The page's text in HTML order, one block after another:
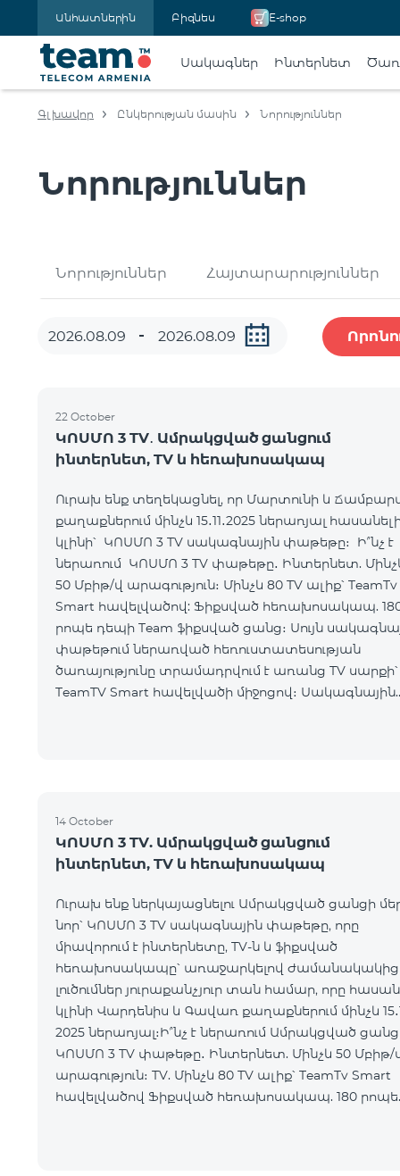
Անհատներին Բիզնես E-shop
Սակագներ Ինտերնետ
Գլխավոր Ընկերության մասին Նորություններ
Նորություններ
Նորություններ Հայտարարություններ
22 October
ԿՈՍՄՈ 3 TV․ Ամրակցված ցանցում
ինտերնետ, TV և հեռախոսակապ
Ուրախ ենք տեղեկացնել, որ Մարտունի և
քաղաքներում մինչև 15․11․2025 ներառյալ
կլինի՝ ԿՈՍՄՈ 3 TV սակագնային փաթեթը։ Ի՞նչ է
ներառում ԿՈՍՄՈ 3 TV փաթեթը․ Ինտերնետ. Մինչև
50 Մբիթ/վ արագություն։ Մինչև 80 TV ալիք՝ TeamTv
Smart հավելվածով: Ֆիքսված հեռախոսակապ.
րոպե դեպի Team ֆիքսված ցանց։ Սույն սակագնային
փաթեթում ներառված հեռուստատեսության
ծառայությունը տրամադրվում է առանց TV սարքի՝
TeamTV Smart հավելվածի միջոցով։ Սակագնային
14 October
ԿՈՍՄՈ 3 TV. Ամրակցված ցանցում
ինտերնետ, TV և հեռախոսակապ
Ուրախ ենք ներկայացնելու Ամրակցված ցանցի
նոր՝ ԿՈՍՄՈ 3 TV սակագնային փաթեթը, որը
միավորում է ինտերնետը, TV-ն և ֆիքսված
հեռախոսակապը՝ առաջարկելով ժամանակակից
լուծումներ յուրաքանչյուր տան համար, որը
կլինի Վարդենիս և Գավառ քաղաքներում մինչև
2025 ներառյալ։Ի՞նչ է ներառում Ամրակցված
ԿՈՍՄՈ 3 TV փաթեթը․ Ինտերնետ. Մինչև 50 Մբիթ/վ
արագություն։ TV. Մինչև 80 TV ալիք՝ TeamTv Smart
հավելվածով Ֆիքսված հեռախոսակապ. 180 րոպե